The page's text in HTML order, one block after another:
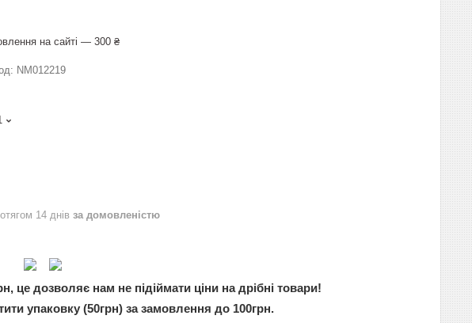
на сайті — 300 ₴
NM012219
14 днів за домовленістю
це дозволяє нам не підіймати ціни на дрібні товари!
упаковку (50грн) за замовлення до 100грн.